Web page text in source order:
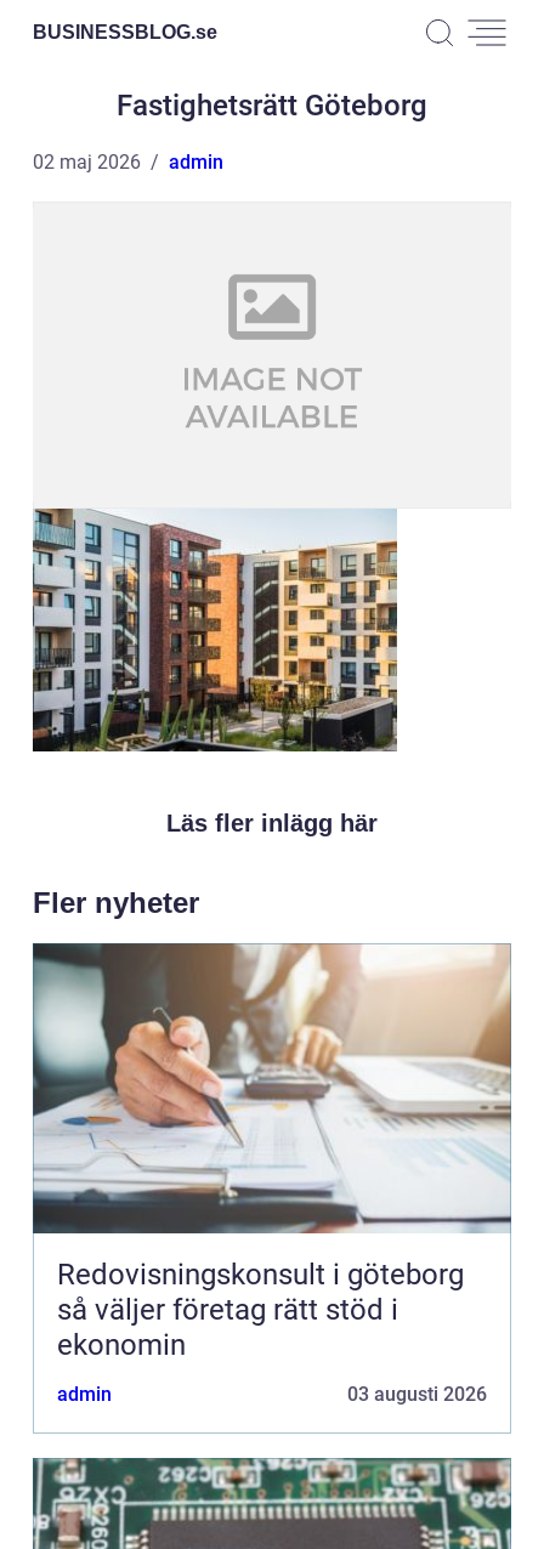
BUSINESSBLOG.se
Fastighetsrätt Göteborg
02 maj 2026 admin
Läs fler inlägg här
Fler nyheter
Redovisningskonsult i göteborg
så väljer företag rätt stöd i
ekonomin
admin 03 augusti 2026